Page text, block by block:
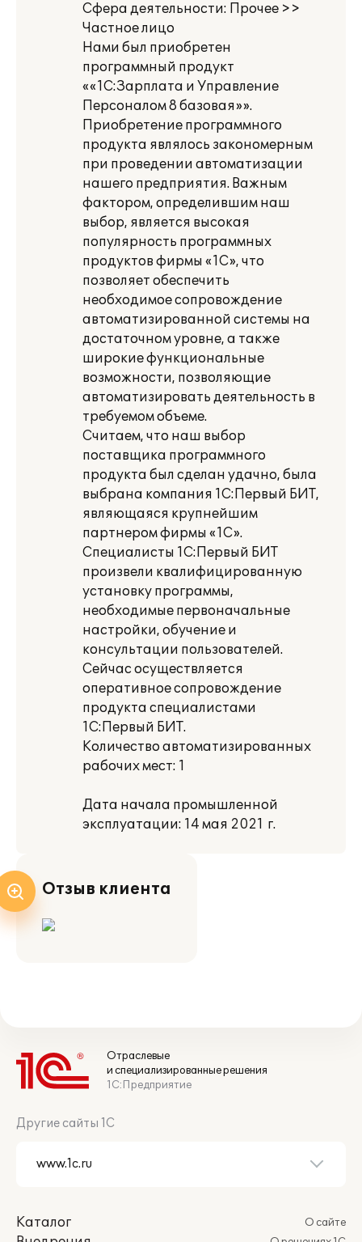
Сфера деятельности: Прочее >>
Частное лицо
Нами был приобретен
программный продукт
««1С:Зарплата и Управление
Персоналом 8 базовая»».
Приобретение программного
продукта являлось закономерным
при проведении автоматизации
нашего предприятия. Важным
фактором, определившим наш
выбор, является высокая
популярность программных
продуктов фирмы «1С», что
позволяет обеспечить
необходимое сопровождение
автоматизированной системы на
достаточном уровне, а также
широкие функциональные
возможности, позволяющие
автоматизировать деятельность в
требуемом объеме.
Считаем, что наш выбор
поставщика программного
продукта был сделан удачно, была
выбрана компания 1С:Первый БИТ,
являющаяся крупнейшим
партнером фирмы «1С».
Специалисты 1С:Первый БИТ
произвели квалифицированную
установку программы,
необходимые первоначальные
настройки, обучение и
консультации пользователей.
Сейчас осуществляется
оперативное сопровождение
продукта специалистами
1С:Первый БИТ.
Количество автоматизированных
рабочих мест: 1
Дата начала промышленной
эксплуатации: 14 мая 2021 г.
Отзыв клиента
Отраслевые
и специализированные решения
1С:Предприятие
Другие сайты 1С
Каталог
О сайте